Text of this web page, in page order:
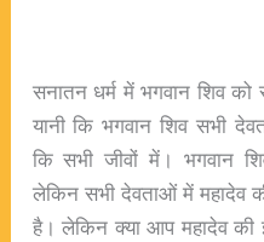
सनातन धर्म में भगवान शिव
यानी कि भगवान शिव सभी
कि सभी जीवों में। भगवान
लेकिन सभी देवताओं में महादेव
है। लेकिन क्या आप महादेव